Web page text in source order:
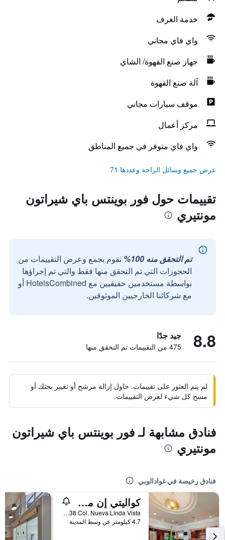
خدمة الغرف
واي فاي مجاني
جهاز صنع القهوة/ الشاي
آلة صنع القهوة
موقف سيارات مجاني
مركز أعمال
واي فاي متوفر في جميع المناطق
عرض جميع وسائل الراحة وعددها 71
تقييمات حول فور بوينتس باي شيراتون
مونتيري
تم التحقق منه 100%
نقوم بجمع وعرض التقييمات من
الحجوزات التي تم التحقق منها فقط والتي تم إجراؤها
بواسطة مستخدمين حقيقيين مع HotelsCombined أو
مع شركائنا الخارجيين الموثوقين.
8.8 جيد جدًا
475 من التقييمات تم التحقق منها
لم يتم العثور على تقييمات. حاول إزالة مرشح أو تغيير بحثك أو
مسح كل شيء لعرض التقييمات.
فنادق مشابهة لـ فور بوينتس باي شيراتون
مونتيري
فنادق رخيصة في غوادالوبي
كواليتي إن مونتيري لا في
Av. Miguel Aleman 238 Col. Nueva Linda Vista, غوادالوبي, ولاية نويفو ليون, المكسيك
4.7 كيلومتر عن وسط المدينة